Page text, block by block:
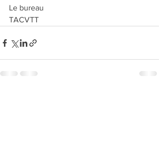
Le bureau
TACVTT